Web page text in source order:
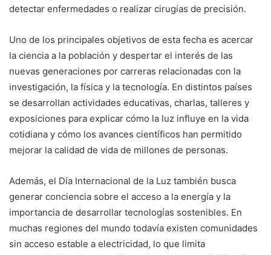
detectar enfermedades o realizar cirugías de precisión.
Uno de los principales objetivos de esta fecha es acercar
la ciencia a la población y despertar el interés de las
nuevas generaciones por carreras relacionadas con la
investigación, la física y la tecnología. En distintos países
se desarrollan actividades educativas, charlas, talleres y
exposiciones para explicar cómo la luz influye en la vida
cotidiana y cómo los avances científicos han permitido
mejorar la calidad de vida de millones de personas.
Además, el Día Internacional de la Luz también busca
generar conciencia sobre el acceso a la energía y la
importancia de desarrollar tecnologías sostenibles. En
muchas regiones del mundo todavía existen comunidades
sin acceso estable a electricidad, lo que limita